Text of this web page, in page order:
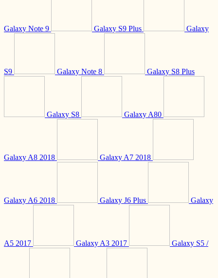
Galaxy Note 9 Galaxy S9 Plus Galaxy
S9 Galaxy Note 8 Galaxy S8 Plus
Galaxy S8 Galaxy A80
Galaxy A8 2018 Galaxy A7 2018
Galaxy A6 2018 Galaxy J6 Plus Galaxy
A5 2017 Galaxy A3 2017 Galaxy S5 /